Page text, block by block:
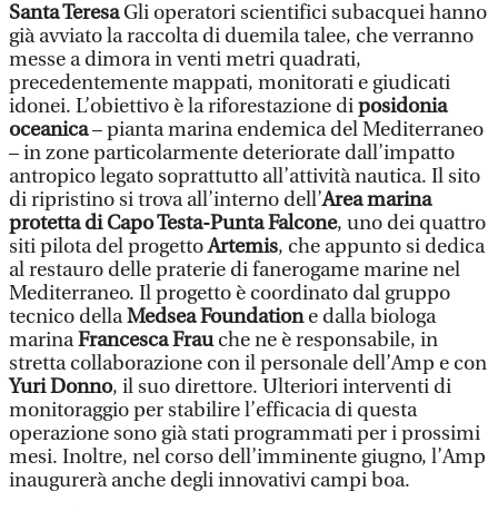
Santa TeresaGli operatori scientifici subacquei hanno
già avviato la raccolta di duemila talee, che verranno
messe a dimora in venti metri quadrati,
precedentemente mappati, monitorati e giudicati
idonei. L’obiettivo è la riforestazione diposidonia
oceanica– pianta marina endemica del Mediterraneo
– in zone particolarmente deteriorate dall’impatto
antropico legato soprattutto all’attività nautica. Il sito
di ripristino si trova all’interno dell’Area marina
protetta di Capo Testa-Punta Falcone, uno dei quattro
siti pilota del progettoArtemis, che appunto si dedica
al restauro delle praterie di fanerogame marine nel
Mediterraneo. Il progetto è coordinato dal gruppo
tecnico dellaMedsea Foundatione dalla biologa
marinaFrancesca Frauche ne è responsabile, in
stretta collaborazione con il personale dell’Amp e con
Yuri Donno, il suo direttore. Ulteriori interventi di
monitoraggio per stabilire l’efficacia di questa
operazione sono già stati programmati per i prossimi
mesi. Inoltre, nel corso dell’imminente giugno, l’Amp
inaugurerà anche degli innovativi campi boa.